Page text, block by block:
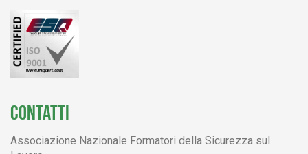
CONTATTI
Associazione Nazionale Formatori della Sicurezza sul